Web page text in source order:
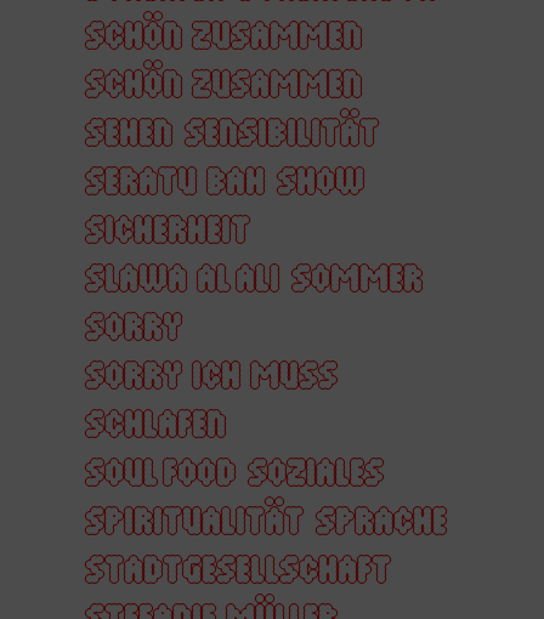
SCHÖN ZUSAMMEN
SCHÖN ZUSAMMEN
SEHEN SENSIBILITÄT
SERATU BAH SHOW
SICHERHEIT
SLAWA AL ALI SOMMER
SORRY
SORRY ICH MUSS
SCHLAFEN
SOUL FOOD SOZIALES
SPIRITUALITÄT SPRACHE
STADTGESELLSCHAFT